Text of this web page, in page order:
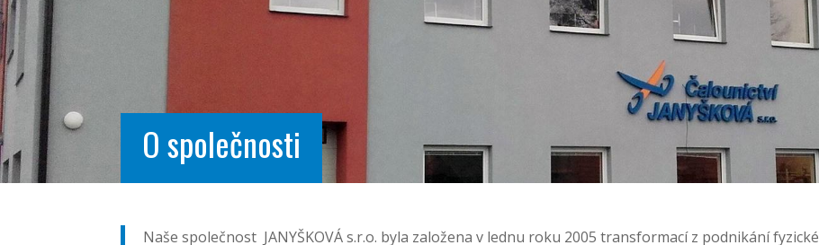
O společnosti
Naše společnost JANYŠKOVÁ s.r.o. byla založena v lednu roku 2005 transformací z podnikání fyzické